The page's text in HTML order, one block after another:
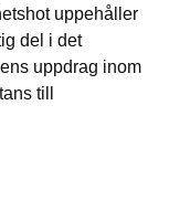
uppehåller
del i det
uppdrag inom
till